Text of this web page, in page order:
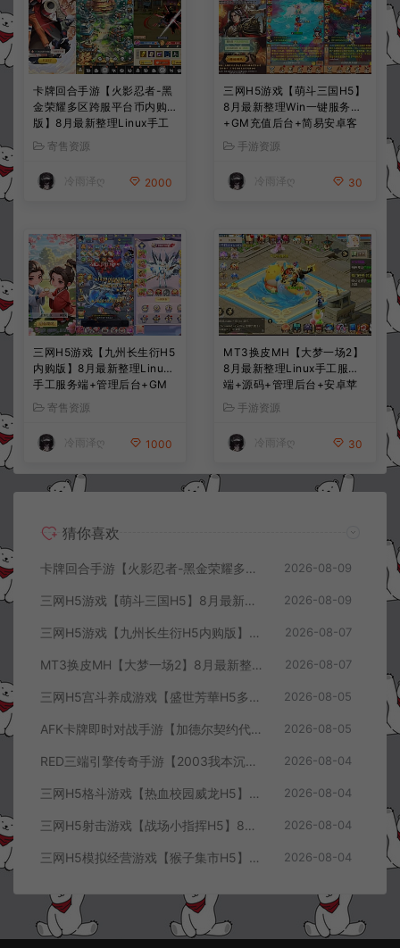
卡牌回合手游【火影忍者-黑
金荣耀多区跨服平台币内购
版】8月最新整理Linux手工
服务端+CDK授权后台+安卓
+详细搭建教程+视频教程
寄售资源
冷雨泽ღ 2000
三网H5游戏【萌斗三国H5】
8月最新整理Win一键服务端
+GM充值后台+简易安卓客
户端+详细搭建教程+视频教
手游资源
冷雨泽ღ 30
三网H5游戏【九州长生衍H5
内购版】8月最新整理Linux
手工服务端+管理后台+GM
授权后台+简易安卓客户端
+详细搭建教程+视频教程
寄售资源
冷雨泽ღ 1000
MT3换皮MH【大梦一场2】
8月最新整理Linux手工服务
端+源码+管理后台+安卓苹
果双端+详细搭建教程+视频
教程
手游资源
冷雨泽ღ 30
猜你喜欢
卡牌回合手游【火影忍者-黑金荣耀多区跨服平台币内购版】8月最新整理Linux手工服务端+CDK授权后台+安卓+详细搭建教程+视频教程 2026-08-09
三网H5游戏【萌斗三国H5】8月最新整理Win一键服务端+GM充值后台+简易安卓客户端+详细搭建教程+视频教程 2026-08-09
三网H5游戏【九州长生衍H5内购版】8月最新整理Linux手工服务端+管理后台+GM授权后台+简易安卓客户端+详细搭建教程+视频教程 2026-08-07
MT3换皮MH【大梦一场2】8月最新整理Linux手工服务端+源码+管理后台+安卓苹果双端+详细搭建教程+视频教程 2026-08-07
三网H5宫斗养成游戏【盛世芳華H5多区跨服代金券内购优化版】8月最新整理Linux手工服务端+CDK授权后台+全资源安卓+详细搭建教程+视频教程 2026-08-05
AFK卡牌即时对战手游【加德尔契约代金券内购修复版】8月最新整理Linux手工服务端+前后端全套源码+CDK授权后台+安卓苹果双端+详细搭建教程+视频教程 2026-08-05
RED三端引擎传奇手游【2003我本沉默三职业】8月最新整理Win一键服务端+PC安卓+详细搭建教程 2026-08-04
三网H5格斗游戏【热血校园威龙H5】8月最新整理Linux手工服务端+Win一键服务端+解压即玩+简易安卓客户端+详细搭建教程 2026-08-04
三网H5射击游戏【战场小指挥H5】8月最新整理Linux手工服务端+Win一键服务端+解压即玩+简易安卓客户端+详细搭建教程 2026-08-04
三网H5模拟经营游戏【猴子集市H5】8月最新整理Linux手工服务端+Win一键服务端+解压即玩+简易安卓客户端+详细搭建教程 2026-08-04